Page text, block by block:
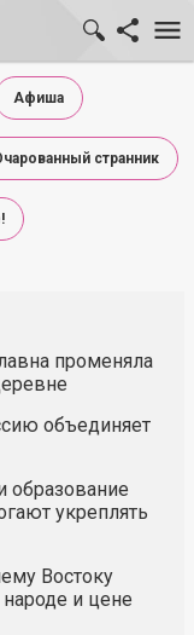
Афиша
странник
променяла
объединяет
образование
укреплять
Востоку
и цене